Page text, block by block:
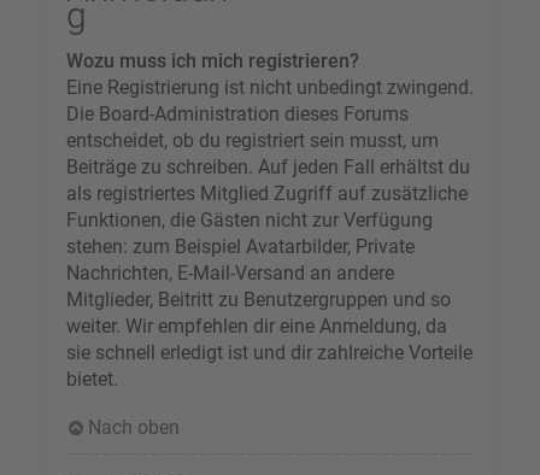
g
Wozu muss ich mich registrieren?
Eine Registrierung ist nicht unbedingt zwingend.
Die Board-Administration dieses Forums
entscheidet, ob du registriert sein musst, um
Beiträge zu schreiben. Auf jeden Fall erhältst du
als registriertes Mitglied Zugriff auf zusätzliche
Funktionen, die Gästen nicht zur Verfügung
stehen: zum Beispiel Avatarbilder, Private
Nachrichten, E-Mail-Versand an andere
Mitglieder, Beitritt zu Benutzergruppen und so
weiter. Wir empfehlen dir eine Anmeldung, da
sie schnell erledigt ist und dir zahlreiche Vorteile
bietet.
Nach oben